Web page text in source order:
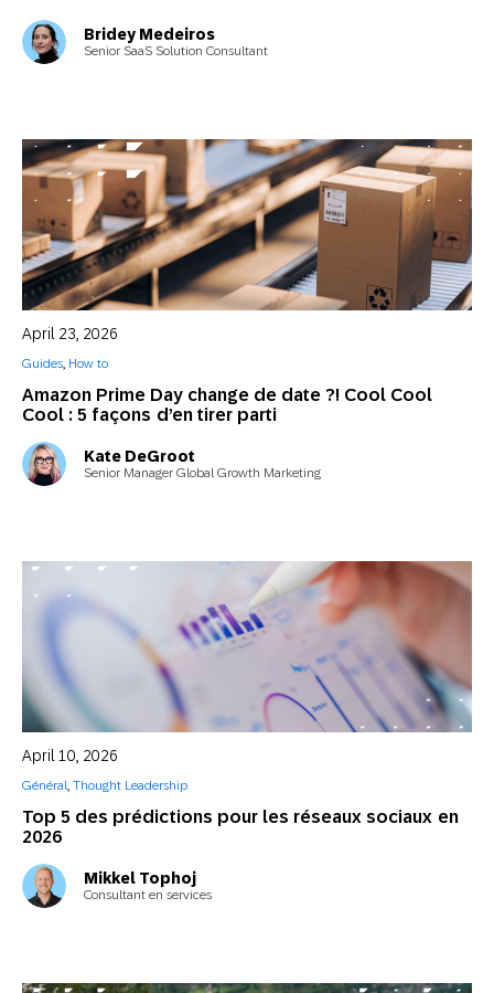
Bridey Medeiros
Senior SaaS Solution Consultant
Amazon Prime Day change de date ?! Cool Cool
Cool : 5 façons d’en tirer parti
April 23, 2026
Guides, How to
Kate DeGroot
Senior Manager Global Growth Marketing
Top 5 des prédictions pour les réseaux sociaux en
2026
April 10, 2026
Général, Thought Leadership
Mikkel Tophoj
Consultant en services